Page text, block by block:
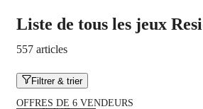
Liste de tous les jeux
557 articles
Filtrer & trier
OFFRES DE 6 VENDEURS